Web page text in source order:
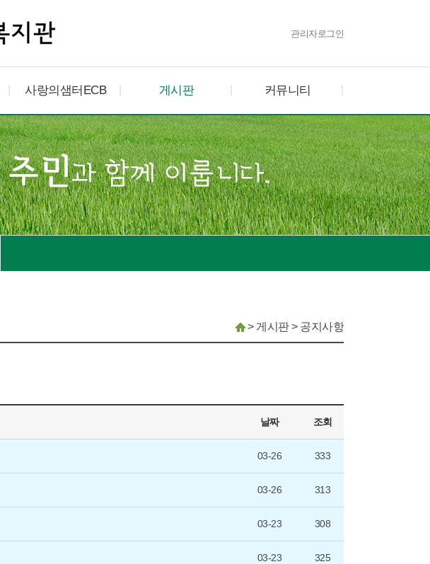
관리자로그인
사랑의샘터ECB 게시판 커뮤니티
> 게시판> 공지사항
날짜 조회
03-26 333
03-26 313
03-23 308
03-23 325